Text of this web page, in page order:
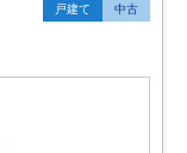
戸建て 中古